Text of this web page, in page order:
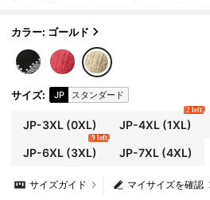
ォーマルな機会、デート、結婚式に適し
カラー: ゴールド
サイズ: JP スタンダード
JP-3XL(0XL) JP-4XL (1XL)
2 left
JP-6XL(3XL)
9 left
JP-7XL (4XL)
マイサイズを確認
サイズガイド